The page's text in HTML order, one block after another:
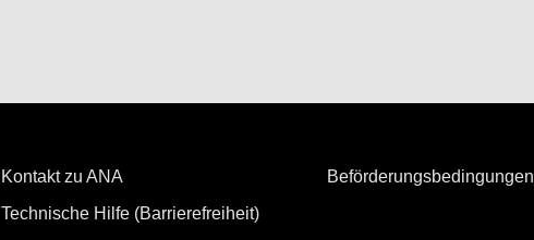
Kontakt zu ANA
Technische Hilfe (Barrierefreiheit)
Beförderungsbedingungen